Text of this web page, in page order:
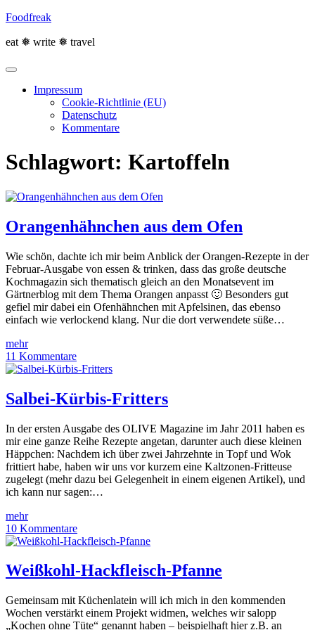
Skip
content
Foodfreak
eat ❅ write ❅ travel
Impressum
Cookie-Richtlinie (EU)
Datenschutz
Kommentare
Schlagwort: Kartoffeln
Orangenhähnchen aus dem Ofen
Wie schön, dachte ich mir beim Anblick der Orangen-Rezepte in der
Februar-Ausgabe von essen & trinken, dass das große deutsche
Kochmagazin sich thematisch gleich an den Monatsevent im
Gärtnerblog mit dem Thema Orangen anpasst 🙂 Besonders gut
gefiel mir dabei ein Ofenhähnchen mit Apfelsinen, das ebenso
einfach wie verlockend klang. Nur die dort verwendete süße…
mehr
11 Kommentare
Salbei-Kürbis-Fritters
In der ersten Ausgabe des OLIVE Magazine im Jahr 2011 haben es
mir eine ganze Reihe Rezepte angetan, darunter auch diese kleinen
Häppchen: Nachdem ich über zwei Jahrzehnte in Topf und Wok
frittiert habe, haben wir uns vor kurzem eine Kaltzonen-Fritteuse
zugelegt (mehr dazu bei Gelegenheit in einem eigenen Artikel), und
ich kann nur sagen:…
mehr
10 Kommentare
Weißkohl-Hackfleisch-Pfanne
Gemeinsam mit Küchenlatein will ich mich in den kommenden
Wochen verstärkt einem Projekt widmen, welches wir salopp
„Kochen ohne Tüte“ genannt haben – beispielhaft hier z.B. an